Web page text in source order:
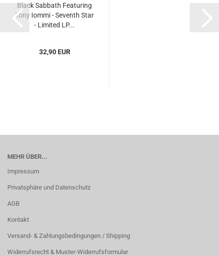
Black Sabbath Featuring
Tony Iommi - Seventh Star
- Limited LP...
32,90 EUR
MEHR ÜBER...
Impressum
Privatsphäre und Datenschutz
AGB
Kontakt
Versand- & Zahlungsbedingungen / Shipping
Widerrufsrecht & Muster-Widerrufsformular